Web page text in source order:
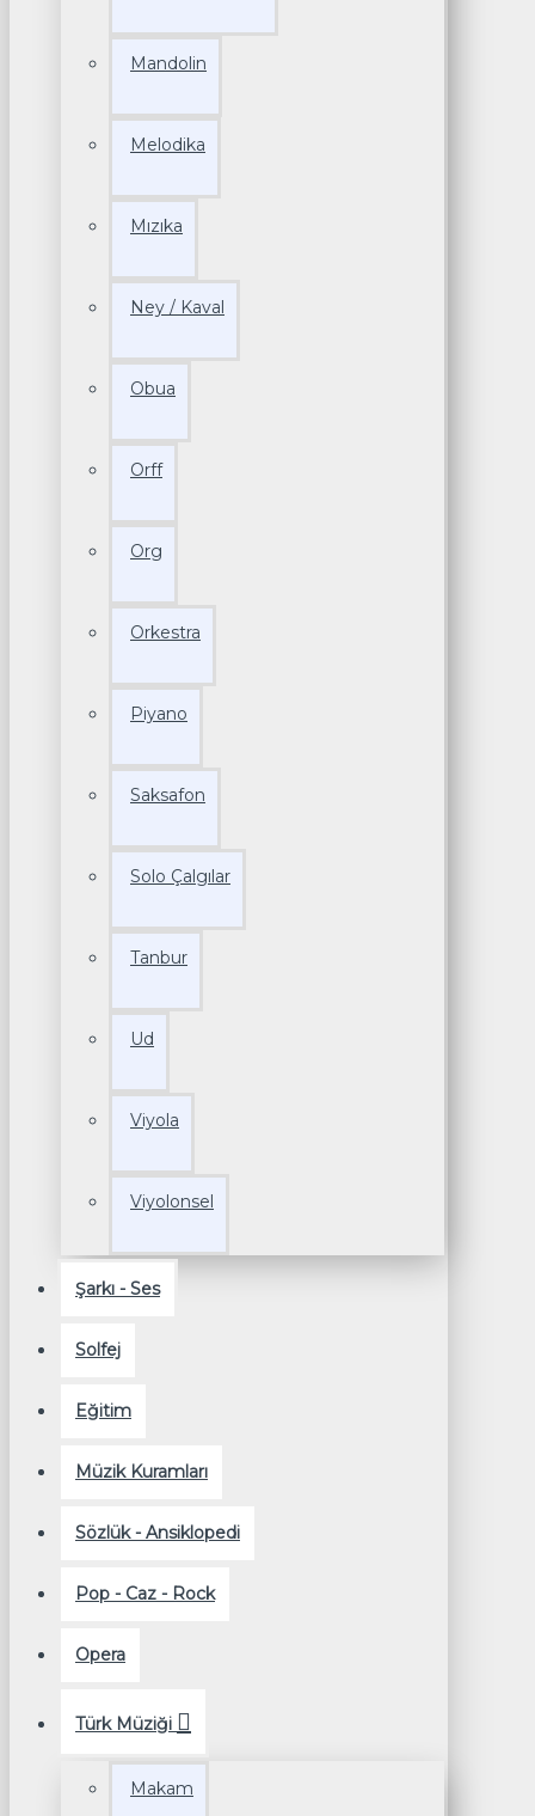
Mandolin
Melodika
Mızıka
Ney / Kaval
Obua
Orff
Org
Orkestra
Piyano
Saksafon
Solo Çalgılar
Tanbur
Ud
Viyola
Viyolonsel
Şarkı - Ses
Solfej
Eğitim
Müzik Kuramları
Sözlük - Ansiklopedi
Pop - Caz - Rock
Opera
Türk Müziği
Makam